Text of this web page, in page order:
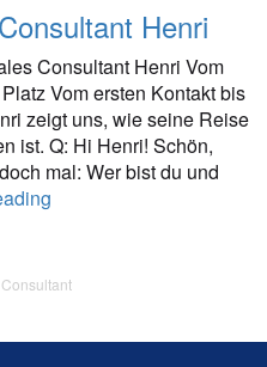
Henri
Consultant Henri Vom
Vom ersten Kontakt bis
zeigt uns, wie seine Reise
ist. Q: Hi Henri! Schön,
mal: Wer bist du und